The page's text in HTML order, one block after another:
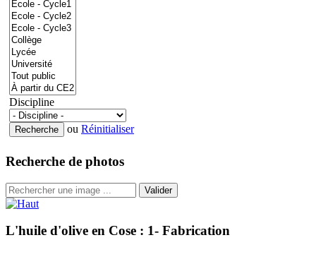
Discipline
ou Réinitialiser
Recherche de photos
Valider
L'huile d'olive en Cose : 1- Fabrication